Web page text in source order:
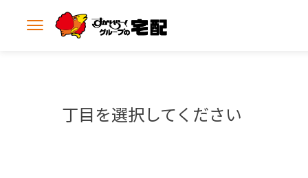
メ
丁目を選択してください